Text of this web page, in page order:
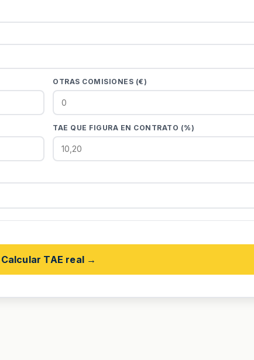
OTRAS COMISIONES (€)
TAE QUE FIGURA EN CONTRATO (%)
Calcular TAE real →